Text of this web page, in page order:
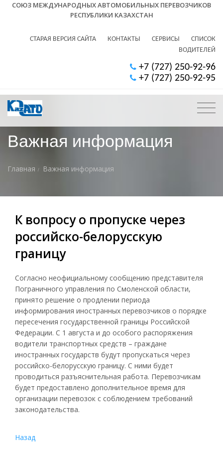
СОЮЗ МЕЖДУНАРОДНЫХ АВТОМОБИЛЬНЫХ ПЕРЕВОЗЧИКОВ
РЕСПУБЛИКИ КАЗАХСТАН
СТАРАЯ ВЕРСИЯ САЙТА КОНТАКТЫ СЕРВИСЫ
СПИСОК
ВОДИТЕЛЕЙ
+7 (727) 250-92-96
+7 (727) 250-92-95
Важная информация
Главная Важная информация
К вопросу о пропуске через
российско-белорусскую
границу
Согласно неофициальному сообщению представителя
Пограничного управления по Смоленской области,
принято решение о продлении периода
информирования иностранных перевозчиков о порядке
пересечения государственной границы Российской
Федерации. С 1 августа и до особого распоряжения
водители транспортных средств – граждане
иностранных государств будут пропускаться через
российско-белорусскую границу. С ними будет
проводиться разъяснительная работа. Перевозчикам
будет предоставлено дополнительное время для
организации перевозок с соблюдением требований
законодательства.
Назад